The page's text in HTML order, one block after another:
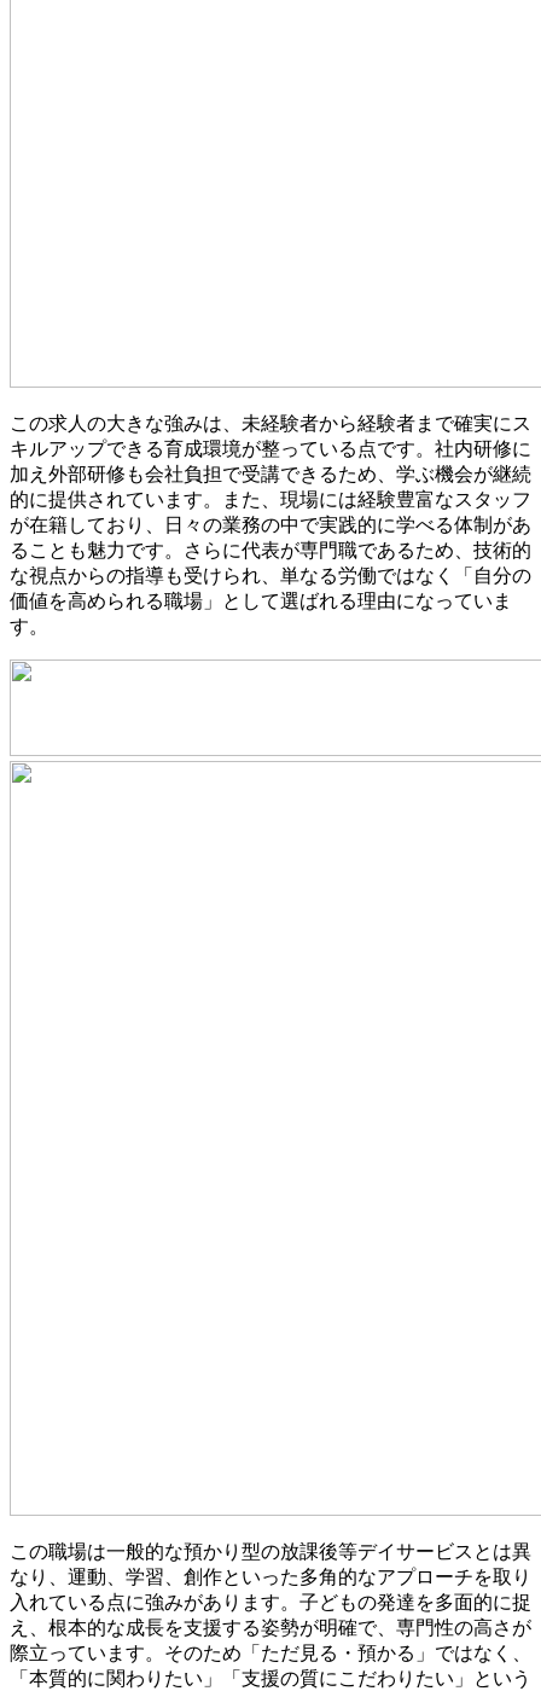
この求人の大きな強みは、未経験者から経験者まで確実にス
キルアップできる育成環境が整っている点です。社内研修に
加え外部研修も会社負担で受講できるため、学ぶ機会が継続
的に提供されています。また、現場には経験豊富なスタッフ
が在籍しており、日々の業務の中で実践的に学べる体制があ
ることも魅力です。さらに代表が専門職であるため、技術的
な視点からの指導も受けられ、単なる労働ではなく「自分の
価値を高められる職場」として選ばれる理由になっていま
す。
この職場は一般的な預かり型の放課後等デイサービスとは異
なり、運動、学習、創作といった多角的なアプローチを取り
入れている点に強みがあります。子どもの発達を多面的に捉
え、根本的な成長を支援する姿勢が明確で、専門性の高さが
際立っています。そのため「ただ見る・預かる」ではなく、
「本質的に関わりたい」「支援の質にこだわりたい」という